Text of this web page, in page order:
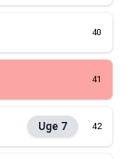
40
41
Uge 7 42